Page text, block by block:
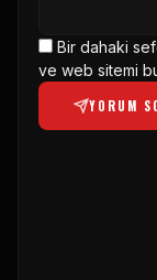
Bir dahaki
ve web sitemi
YORUM